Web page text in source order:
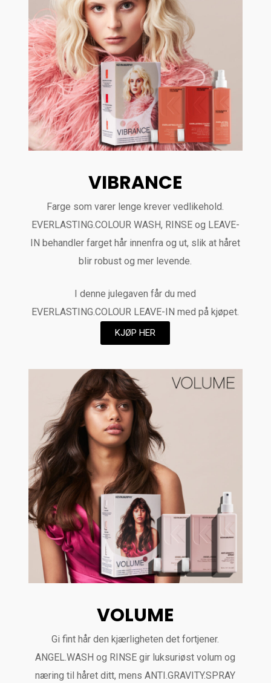
VIBRANCE
Farge som varer lenge krever vedlikehold.
EVERLASTING.COLOUR WASH, RINSE og LEAVE-
IN behandler farget hår innenfra og ut, slik at håret
blir robust og mer levende.
I denne julegaven får du med
EVERLASTING.COLOUR LEAVE-IN med på kjøpet.
KJØP HER
VOLUME
Gi fint hår den kjærligheten det fortjener.
ANGEL.WASH og RINSE gir luksuriøst volum og
næring til håret ditt, mens ANTI.GRAVITY.SPRAY